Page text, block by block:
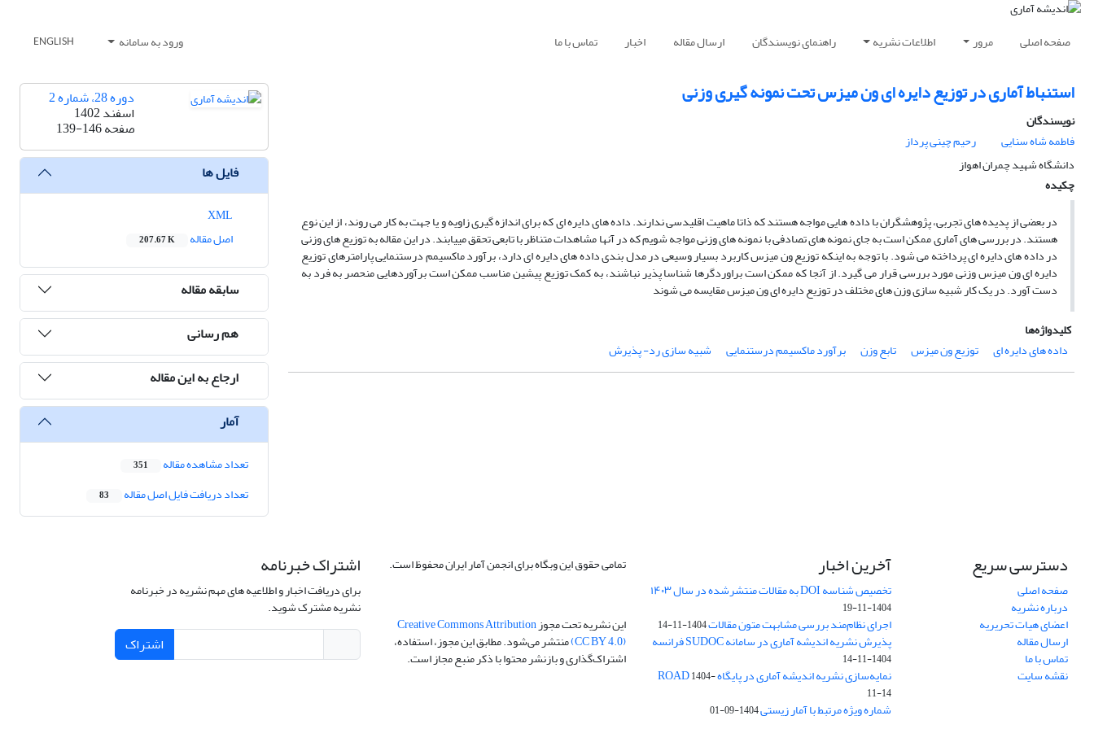
صفحه اصلی مرور اطلاعات نشریه راهنمای نویسندگان ارسال مقاله اخبار تماس با ما ورود به سامانه ENGLISH
استنباط آماری در توزیع دایره ای ون میزس تحت نمونه گیری وزنی
نویسندگان
فاطمه شاه سنایی
رحیم چینی پرداز
دانشگاه شهید چمران اهواز
چکیده
در بعضی از پدیده های تجربی، پژوهشگران با داده هایی مواجه هستند که ذاتا ماهیت اقلیدسی ندارند. داده های دایره ای که برای اندازه گیری زاویه و یا جهت به کار می روند، از این نوع
هستند. در بررسی های آماری ممکن است به جای نمونه های تصادفی با نمونه های وزنی مواجه شویم که در آنها مشاهدات متناظر با تابعی تحقق مییابند. در این مقاله به توزیع های وزنی
در داده های دایره ای پرداخته می شود. با توجه به اینکه توزیع ون میزس کاربرد بسیار وسیعی در مدل بندی داده های دایره ای دارد، برآورد ماکسیمم درستنمایی پارامترهای توزیع
دایره ای ون میزس وزنی مورد بررسی قرار می گیرد. از آنجا که ممکن است براوردگرها شناسا پذیر نباشند، به کمک توزیع پیشین مناسب ممکن است برآوردهایی منحصر به فرد به
دست آورد. در یک کار شبیه سازی وزن های مختلف در توزیع دایره ای ون میزس مقایسه می شوند
کلیدواژه‌ها
داده های دایره ای
توزیع ون میزس تابع وزن برآورد ماکسیمم درستنمایی شبیه سازی رد- پذیرش
دوره 28، شماره 2
اسفند 1402
صفحه139-146
فایل ها
اصل مقاله
207.67 K
سابقه مقاله
هم رسانی
ارجاع به این مقاله
آمار
تعداد مشاهده مقاله 351
تعداد دریافت فایل اصل مقاله 83
دسترسی سریع
صفحه اصلی
درباره نشریه
اعضای هیات تحریریه
ارسال مقاله
تماس با ما
نقشه سایت
آخرین اخبار
تخصیص شناسه DOI به مقالات منتشرشده در سال ۱۴۰۳
1404-11-19
اجرای نظام‌مند بررسی مشابهت متون مقالات1404-11-14
پذیرش نشریه اندیشه آماری در سامانه SUDOC فرانسه
1404-11-14
نمایه‌سازی نشریه اندیشه آماری در پایگاه ROAD1404-
11-14
شماره ویژه مرتبط با آمار زیستی1404-09-01
تمامی حقوق این وبگاه برای انجمن آمار ایران محفوظ است.
این نشریه تحت مجوزCreative Commons Attribution
(CC BY 4.0)منتشر می‌شود. مطابق این مجوز، استفاده،
اشتراک‌گذاری و بازنشر محتوا با ذکر منبع مجاز است.
اشتراک خبرنامه
برای دریافت اخبار و اطلاعیه های مهم نشریه در خبرنامه
نشریه مشترک شوید.
اشتراک